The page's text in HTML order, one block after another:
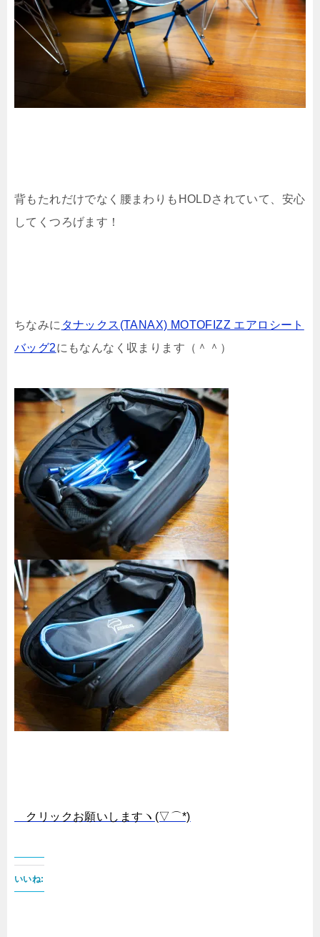
背もたれだけでなく腰まわりもHOLDされていて、安心
してくつろげます！
ちなみに タナックス(TANAX) MOTOFIZZ エアロシート
バッグ2にもなんなく収まります（＾＾）
クリックお願いしますヽ(▽⌒*)
いいね: